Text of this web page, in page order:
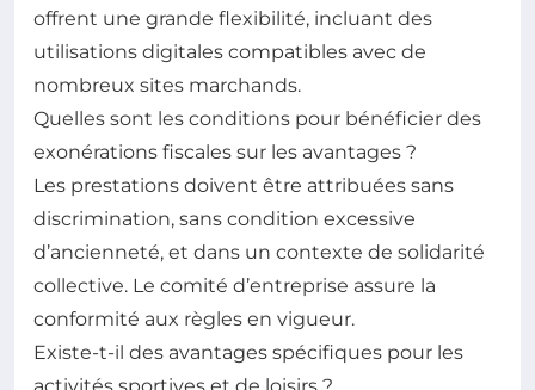
offrent une grande flexibilité, incluant des
utilisations digitales compatibles avec de
nombreux sites marchands.
Quelles sont les conditions pour bénéficier des
exonérations fiscales sur les avantages ?
Les prestations doivent être attribuées sans
discrimination, sans condition excessive
d’ancienneté, et dans un contexte de solidarité
collective. Le comité d’entreprise assure la
conformité aux règles en vigueur.
Existe-t-il des avantages spécifiques pour les